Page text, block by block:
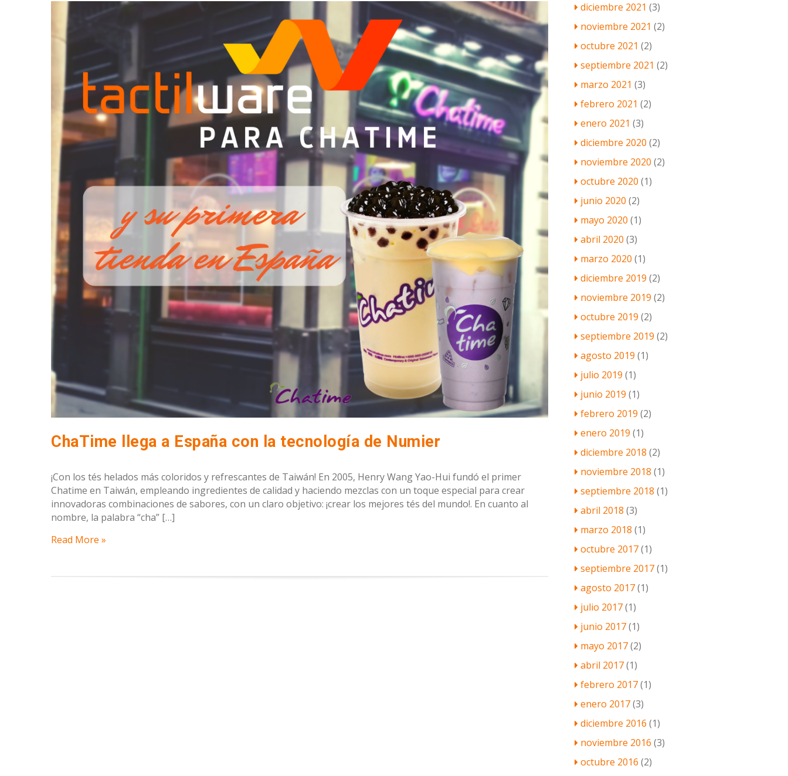
ChaTime llega a España con la tecnología de Numier
¡Con los tés helados más coloridos y refrescantes de Taiwán! En 2005, Henry Wang Yao-Hui fundó el primer
Chatime en Taiwán, empleando ingredientes de calidad y haciendo mezclas con un toque especial para crear
innovadoras combinaciones de sabores, con un claro objetivo: ¡crear los mejores tés del mundo!. En cuanto al
nombre, la palabra “cha” […]
Read More »
diciembre 2021 (3)
noviembre 2021 (2)
octubre 2021 (2)
septiembre 2021 (2)
marzo 2021 (3)
febrero 2021 (2)
enero 2021 (3)
diciembre 2020 (2)
noviembre 2020 (2)
octubre 2020 (1)
junio 2020 (2)
mayo 2020 (1)
abril 2020 (3)
marzo 2020 (1)
diciembre 2019 (2)
noviembre 2019 (2)
octubre 2019 (2)
septiembre 2019 (2)
agosto 2019 (1)
julio 2019 (1)
junio 2019 (1)
febrero 2019 (2)
enero 2019 (1)
diciembre 2018 (2)
noviembre 2018 (1)
septiembre 2018 (1)
abril 2018 (3)
marzo 2018 (1)
octubre 2017(1)
septiembre 2017(1)
agosto 2017(1)
julio 2017(1)
junio 2017(1)
mayo 2017(2)
abril 2017(1)
febrero 2017(1)
enero 2017(3)
diciembre 2016 (1)
noviembre 2016 (3)
octubre 2016 (2)